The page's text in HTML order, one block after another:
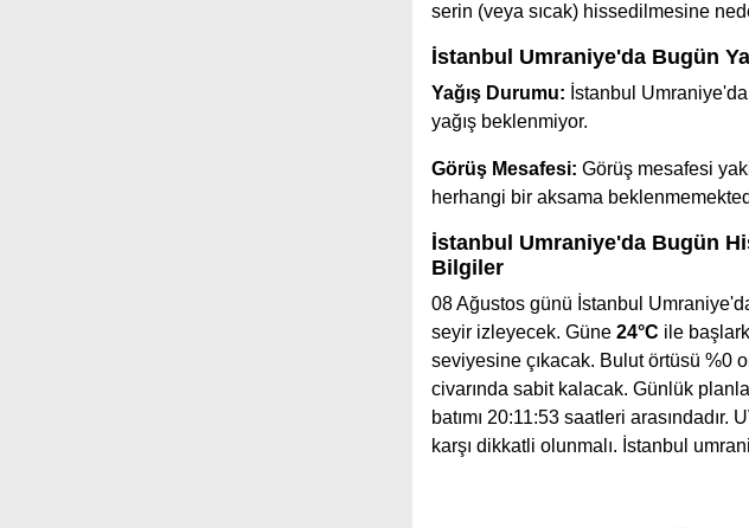
serin (veya sıcak) hissedilmesine
İstanbul Umraniye'da Bugün
Yağış Durumu: İstanbul Umraniye'da
yağış beklenmiyor.
Görüş Mesafesi: Görüş mesafesi
herhangi bir aksama
İstanbul Umraniye'da Bugün
Bilgiler
08 Ağustos günü İstanbul
seyir izleyecek. Güne 24°C ile
seviyesine çıkacak. Bulut örtüsü %0
civarında sabit kalacak. Günlük
batımı 20:11:53 saatleri
karşı dikkatli olunmalı. İstanbul